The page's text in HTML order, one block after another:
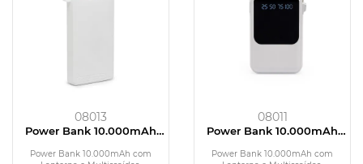
08013
Power Bank 10.000mAh
Multissaídas
Power Bank 10.000mAh com
08011
Power Bank 10.000mAh
Multissaídas
Power Bank 10.000mAh com